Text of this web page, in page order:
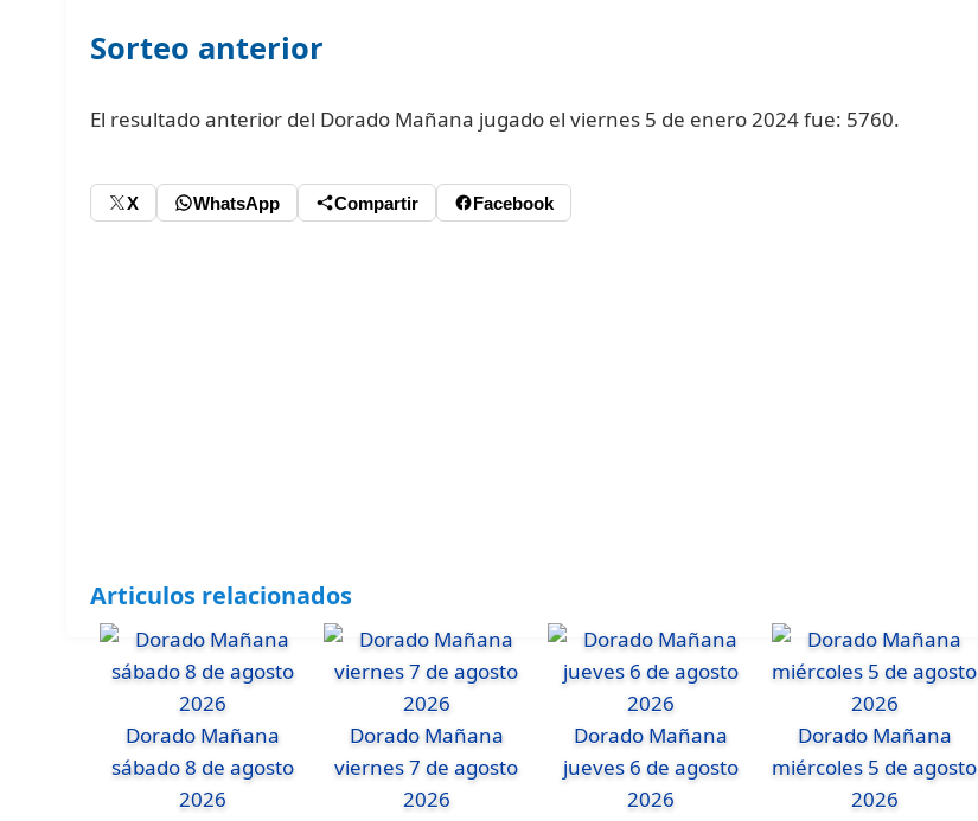
Sorteo anterior
El resultado anterior del Dorado Mañana jugado el viernes 5 de enero 2024 fue: 5760.
X WhatsApp Compartir Facebook
Articulos relacionados
Dorado Mañana
sábado 8 de agosto
2026
Dorado Mañana
viernes 7 de agosto
2026
Dorado Mañana
jueves 6 de agosto
2026
Dorado Mañana
miércoles 5 de agosto
2026